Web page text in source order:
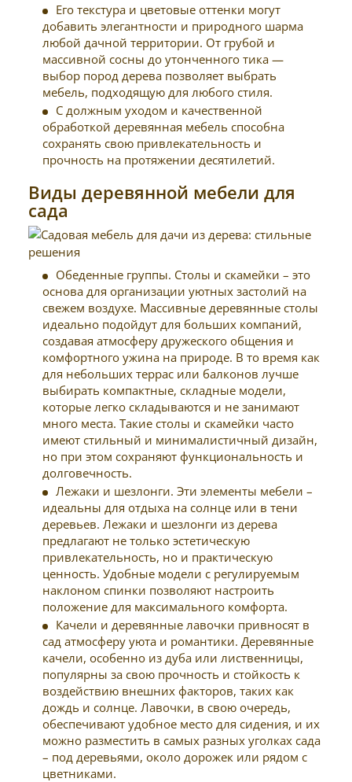
Его текстура и цветовые оттенки могут
добавить элегантности и природного шарма
любой дачной территории. От грубой и
массивной сосны до утонченного тика —
выбор пород дерева позволяет выбрать
мебель, подходящую для любого стиля.
С должным уходом и качественной
обработкой деревянная мебель способна
сохранять свою привлекательность и
прочность на протяжении десятилетий.
Виды деревянной мебели для
сада
Обеденные группы. Столы и скамейки – это
основа для организации уютных застолий на
свежем воздухе. Массивные деревянные столы
идеально подойдут для больших компаний,
создавая атмосферу дружеского общения и
комфортного ужина на природе. В то время как
для небольших террас или балконов лучше
выбирать компактные, складные модели,
которые легко складываются и не занимают
много места. Такие столы и скамейки часто
имеют стильный и минималистичный дизайн,
но при этом сохраняют функциональность и
долговечность.
Лежаки и шезлонги. Эти элементы мебели –
идеальны для отдыха на солнце или в тени
деревьев. Лежаки и шезлонги из дерева
предлагают не только эстетическую
привлекательность, но и практическую
ценность. Удобные модели с регулируемым
наклоном спинки позволяют настроить
положение для максимального комфорта.
Качели и деревянные лавочки привносят в
сад атмосферу уюта и романтики. Деревянные
качели, особенно из дуба или лиственницы,
популярны за свою прочность и стойкость к
воздействию внешних факторов, таких как
дождь и солнце. Лавочки, в свою очередь,
обеспечивают удобное место для сидения, и их
можно разместить в самых разных уголках сада
– под деревьями, около дорожек или рядом с
цветниками.